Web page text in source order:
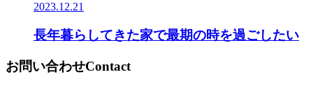
2023.12.21
長年暮らしてきた家で最期の時を過ごしたい
お問い合わせContact